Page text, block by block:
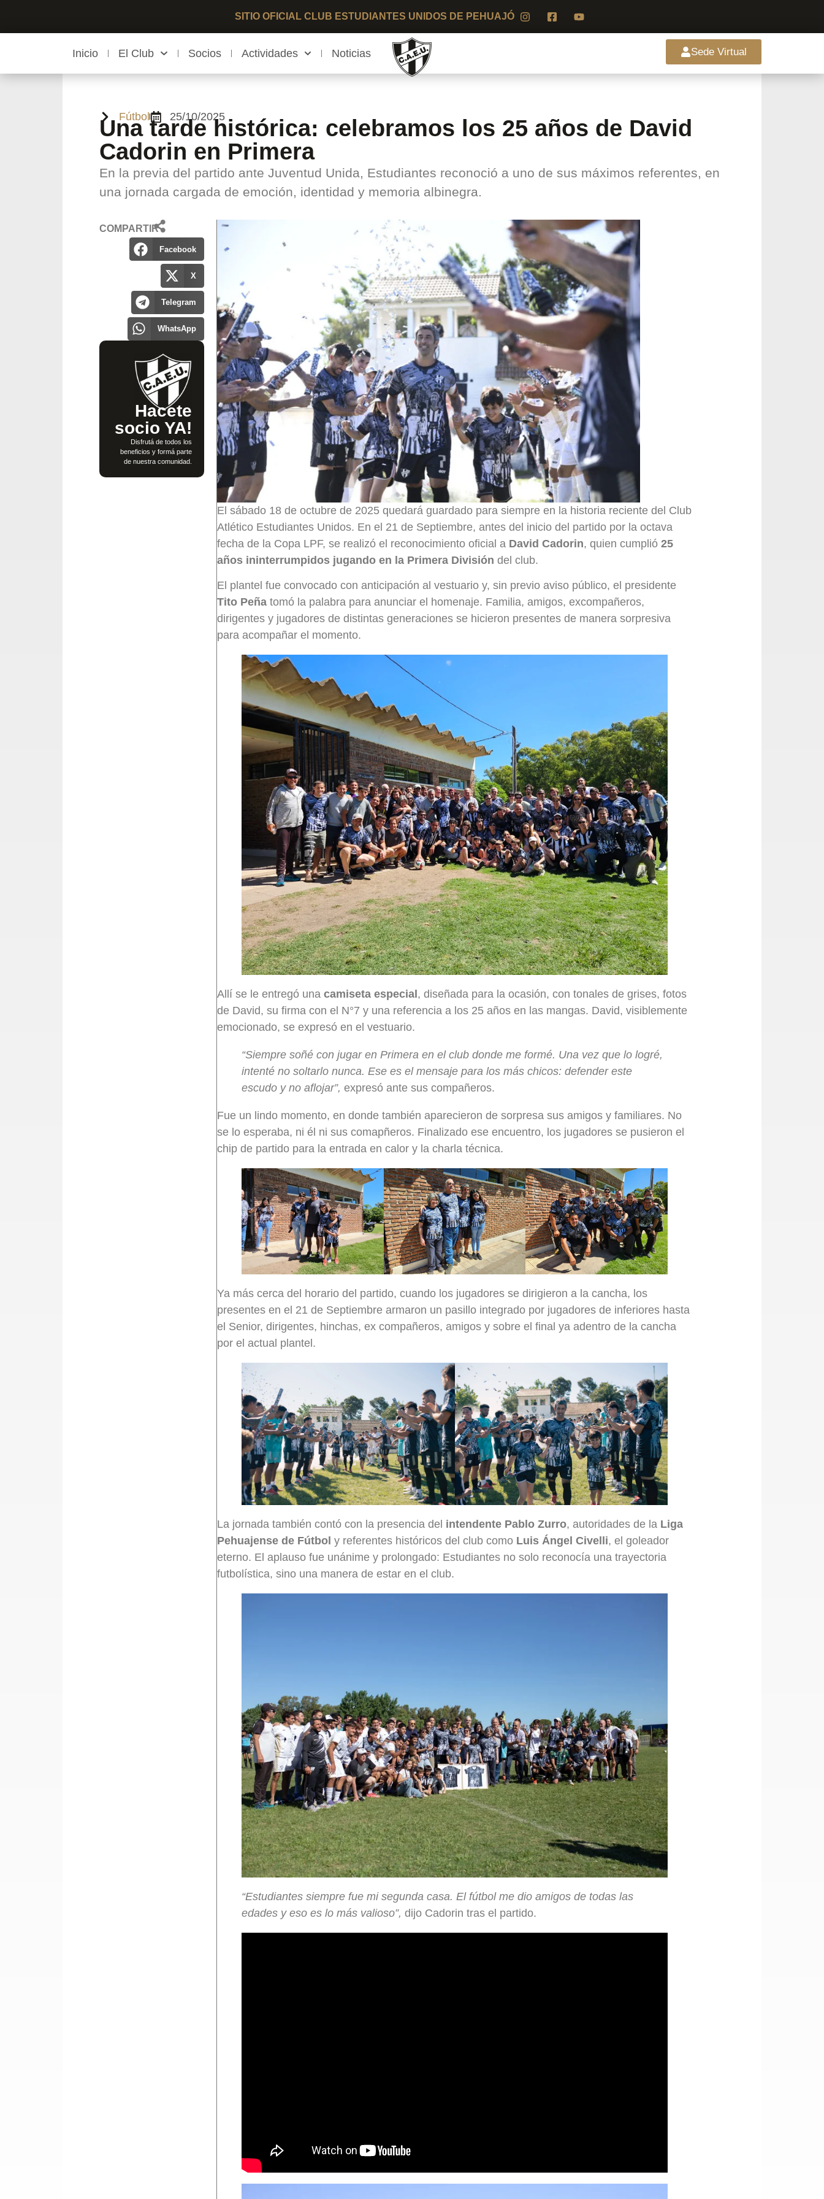
SITIO OFICIAL CLUB ESTUDIANTES UNIDOS DE PEHUAJÓ
Sede Virtual
Inicio El Club Socios Actividades Noticias
Fútbol 25/10/2025
Una tarde histórica: celebramos los 25 años de David
Cadorin en Primera
En la previa del partido ante Juventud Unida, Estudiantes reconoció a uno de sus máximos referentes, en
una jornada cargada de emoción, identidad y memoria albinegra.
COMPARTIR
Facebook
X
Telegram
WhatsApp
Hacete
socio YA!
Disfrutá de todos los
beneficios y formá parte
de nuestra comunidad.
El sábado 18 de octubre de 2025 quedará guardado para siempre en la historia reciente del Club
Atlético Estudiantes Unidos. En el 21 de Septiembre, antes del inicio del partido por la octava
fecha de la Copa LPF, se realizó el reconocimiento oficial a David Cadorin, quien cumplió 25
años ininterrumpidos jugando en la Primera División del club.
El plantel fue convocado con anticipación al vestuario y, sin previo aviso público, el presidente
Tito Peñatomó la palabra para anunciar el homenaje. Familia, amigos, excompañeros,
dirigentes y jugadores de distintas generaciones se hicieron presentes de manera sorpresiva
para acompañar el momento.
Allí se le entregó una camiseta especial, diseñada para la ocasión, con tonales de grises, fotos
de David, su firma con el N°7 y una referencia a los 25 años en las mangas. David, visiblemente
emocionado, se expresó en el vestuario.
“Siempre soñé con jugar en Primera en el club donde me formé. Una vez que lo logré,
intenté no soltarlo nunca. Ese es el mensaje para los más chicos: defender este
escudo y no aflojar”, expresó ante sus compañeros.
Fue un lindo momento, en donde también aparecieron de sorpresa sus amigos y familiares. No
se lo esperaba, ni él ni sus comapñeros. Finalizado ese encuentro, los jugadores se pusieron el
chip de partido para la entrada en calor y la charla técnica.
Ya más cerca del horario del partido, cuando los jugadores se dirigieron a la cancha, los
presentes en el 21 de Septiembre armaron un pasillo integrado por jugadores de inferiores hasta
el Senior, dirigentes, hinchas, ex compañeros, amigos y sobre el final ya adentro de la cancha
por el actual plantel.
La jornada también contó con la presencia del intendente Pablo Zurro, autoridades de la Liga
Pehuajense de Fútbol y referentes históricos del club como Luis Ángel Civelli, el goleador
eterno. El aplauso fue unánime y prolongado: Estudiantes no solo reconocía una trayectoria
futbolística, sino una manera de estar en el club.
“Estudiantes siempre fue mi segunda casa. El fútbol me dio amigos de todas las
edades y eso es lo más valioso”, dijo Cadorin tras el partido.